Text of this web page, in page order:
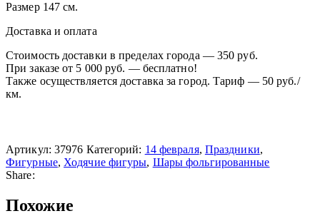
Размер 147 см.
Доставка и оплата
Стоимость доставки в пределах города — 350 руб.
При заказе от 5 000 руб. — бесплатно!
Также осуществляется доставка за город. Тариф — 50 руб./
км.
Артикул: 37976 Категорий: 14 февраля, Праздники,
Фигурные, Ходячие фигуры, Шары фольгированные
Share:
Похожие